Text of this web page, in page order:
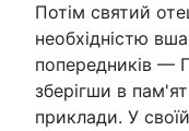
Потім святий
необхідністю
попередників —
зберігши в
приклади. У